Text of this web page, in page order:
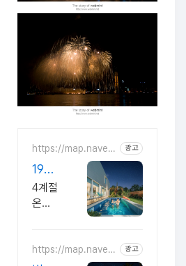
https://map.naver.
com/p/entry/plac
e/1096378163
광고
190
평프
라이
우나
4계절
온수
인치
https://map.naver.
com/p/entry/plac
광고